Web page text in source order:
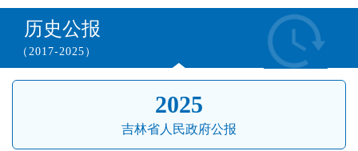
历史公报
（2017-2025）
2025
吉林省人民政府公报